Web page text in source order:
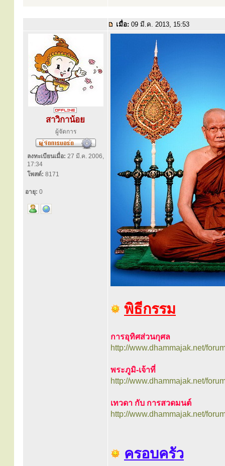
เมื่อ: 09 มี.ค. 2013, 15:53
สาวิกาน้อย
ผู้จัดการ
ลงทะเบียนเมื่อ: 27 มี.ค. 2006,
17:34
โพสต์: 8171
อายุ: 0
พิธีกรรม
การอุทิศส่วนกุศล
http://www.dhammajak.net/
พระภูมิ-เจ้าที่
http://www.dhammajak.net/
เทวดา กับ การสวดมนต์
http://www.dhammajak.net/
ครอบครัว